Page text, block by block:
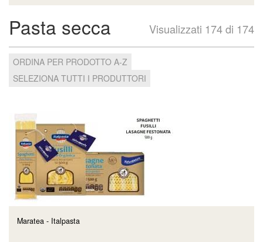
Visualizzati 174 di 174
Pasta secca
ORDINA PER PRODOTTO A-Z
SELEZIONA TUTTI I PRODUTTORI
Maratea - Italpasta